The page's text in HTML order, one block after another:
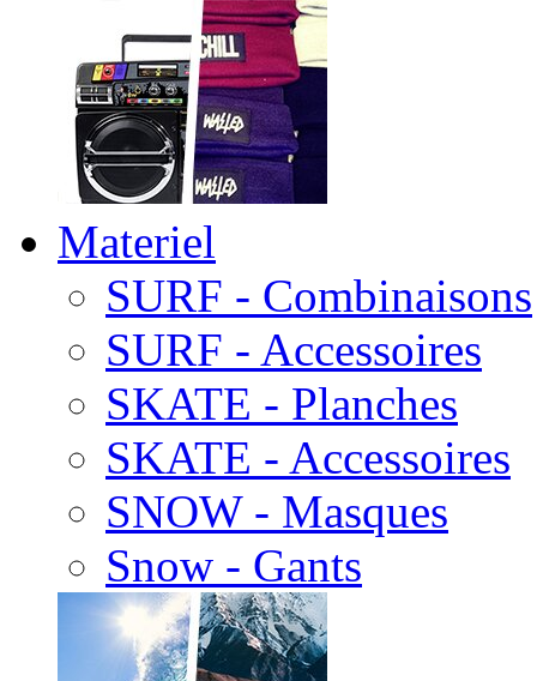
Materiel
SURF - Combinaisons
SURF - Accessoires
SKATE - Planches
SKATE - Accessoires
SNOW - Masques
Snow - Gants